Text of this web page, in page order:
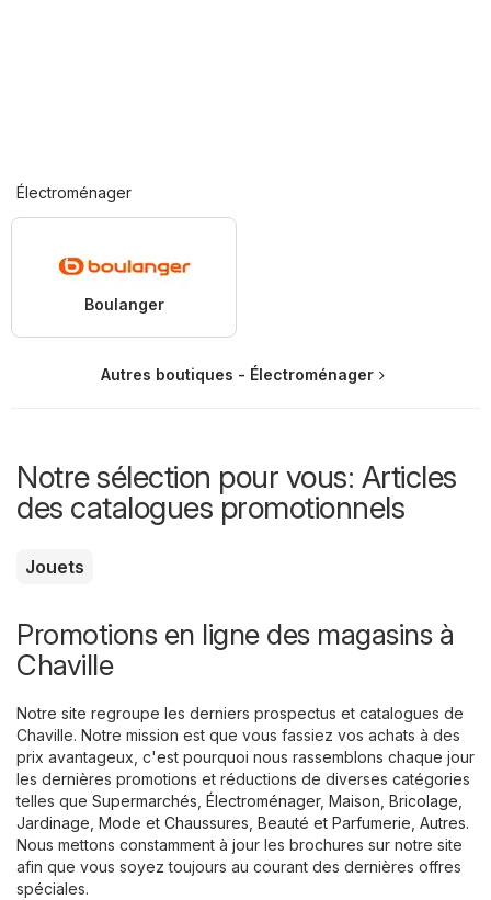
Électroménager
Boulanger
Autres boutiques - Électroménager
Notre sélection pour vous: Articles
des catalogues promotionnels
Jouets
Promotions en ligne des magasins à
Chaville
Notre site regroupe les derniers prospectus et catalogues de
Chaville. Notre mission est que vous fassiez vos achats à des
prix avantageux, c'est pourquoi nous rassemblons chaque jour
les dernières promotions et réductions de diverses catégories
telles que Supermarchés Électroménager, Maison, Bricolage,
Jardinage Mode et Chaussures Beauté et Parfumerie Autres.
Nous mettons constamment à jour les brochures sur notre site
afin que vous soyez toujours au courant des dernières offres
spéciales.